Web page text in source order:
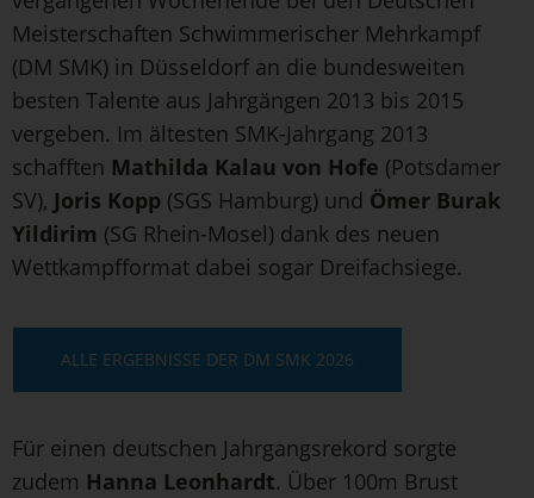
Meisterschaften Schwimmerischer Mehrkampf
(DM SMK) in Düsseldorf an die bundesweiten
besten Talente aus Jahrgängen 2013 bis 2015
vergeben. Im ältesten SMK-Jahrgang 2013
schafften Mathilda Kalau von Hofe (Potsdamer
SV), Joris Kopp (SGS Hamburg) und Ömer Burak
Yildirim (SG Rhein-Mosel) dank des neuen
Wettkampfformat dabei sogar Dreifachsiege.
ALLE ERGEBNISSE DER DM SMK 2026
Für einen deutschen Jahrgangsrekord sorgte
zudem Hanna Leonhardt. Über 100m Brust